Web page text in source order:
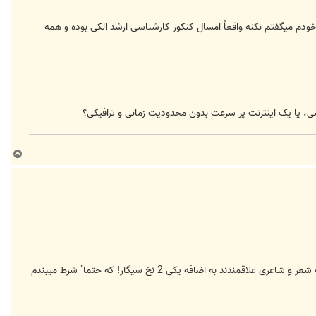
نکنه واقعاً امسال کنکور کارشناسی ارشد الکی بوده و همه
ا
ما که سعادت آشنایی با ایشون رو نداشتیم. ولی حتم داریم که به شعر و شاعری علاقمندند به اضافه یکی 2 نخ سیگار! که حتما" شرط میبندم